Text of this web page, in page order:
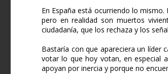
En España está ocurriendo lo
pero en realidad son muertos
ciudadanía, que los rechaza y los
Bastaría con que apareciera un líder
votar lo que hoy votan, en especial
apoyan por inercia y porque no